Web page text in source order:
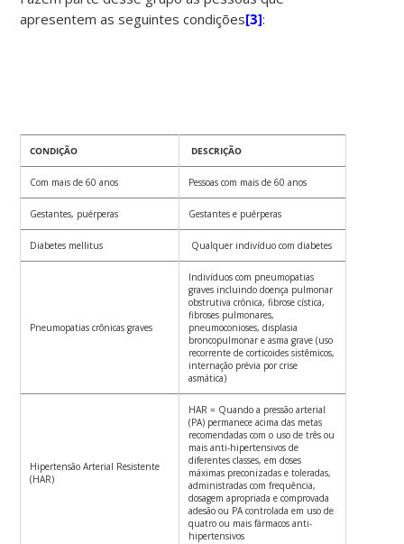
apresentem as seguintes condições[3]:
CONDIÇÃO DESCRIÇÃO
Com mais de 60 anos Pessoas com mais de 60 anos
Gestantes, puérperas Gestantes e puérperas
Diabetes mellitus Qualquer indivíduo com diabetes
Pneumopatias crônicas graves
Indivíduos com pneumopatias
graves incluindo doença pulmonar
obstrutiva crônica, fibrose cística,
fibroses pulmonares,
pneumoconioses, displasia
broncopulmonar e asma grave (uso
recorrente de corticoides sistêmicos,
internação prévia por crise
asmática)
Hipertensão Arterial Resistente
(HAR)
HAR = Quando a pressão arterial
(PA) permanece acima das metas
recomendadas com o uso de três ou
mais anti-hipertensivos de
diferentes classes, em doses
máximas preconizadas e toleradas,
administradas com frequência,
dosagem apropriada e comprovada
adesão ou PA controlada em uso de
quatro ou mais fármacos anti-
hipertensivos